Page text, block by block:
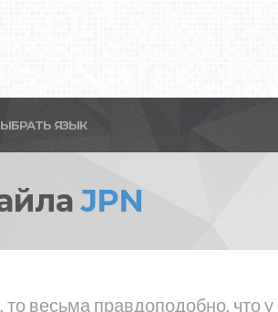
ЯЗЫК
JPN
весьма правдоподобно,